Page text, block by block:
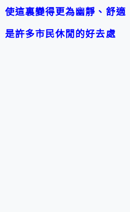
使這裏變得更為幽靜、舒適
是許多市民休閒的好去處